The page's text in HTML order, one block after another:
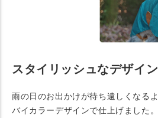
スタイリッシュなデザイ
雨の日のお出かけが待ち遠しくなる
バイカラーデザインで仕上げました。